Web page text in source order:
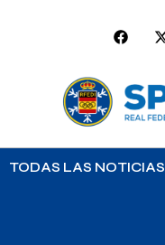
TODAS LAS NOTICIAS